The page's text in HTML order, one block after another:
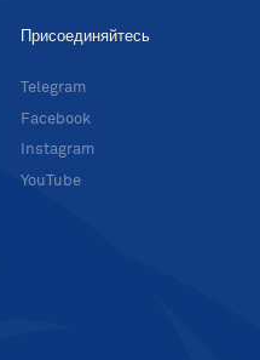
Присоединяйтесь
Telegram
Facebook
Instagram
YouTube